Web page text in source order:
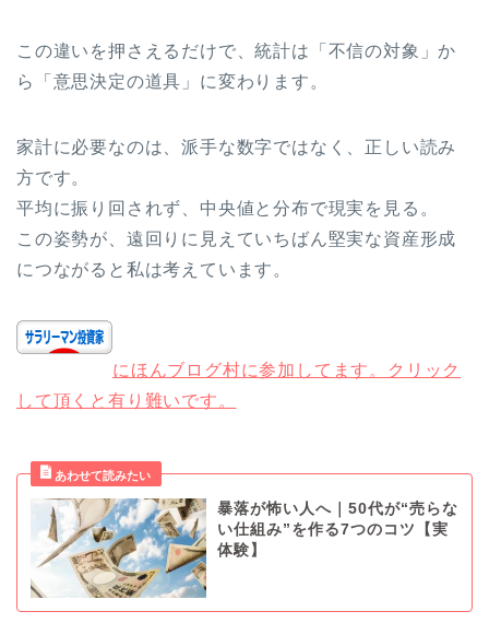
この違いを押さえるだけで、統計は「不信の対象」か
ら「意思決定の道具」に変わります。
家計に必要なのは、派手な数字ではなく、正しい読み
方です。
平均に振り回されず、中央値と分布で現実を見る。
この姿勢が、遠回りに見えていちばん堅実な資産形成
につながると私は考えています。
にほんブログ村に参加してます。クリック
して頂くと有り難いです。
暴落が怖い人へ｜50代が“売らな
い仕組み”を作る7つのコツ【実
体験】